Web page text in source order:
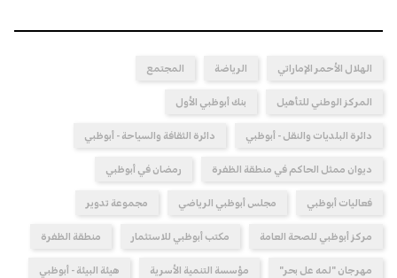
الهلال الأحمر الإماراتي الرياضة المجتمع
المركز الوطني للتأهيل بنك أبوظبي الأول
دائرة البلديات والنقل - أبوظبي دائرة الثقافة والسياحة - أبوظبي
ديوان ممثل الحاكم في منطقة الظفرة رمضان في أبوظبي
فعاليات أبوظبي مجلس أبوظبي الرياضي مجموعة تدوير
مركز أبوظبي للصحة العامة مكتب أبوظبي للاستثمار منطقة الظفرة
مهرجان "لمه عل بحر" مؤسسة التنمية الأسرية هيئة البيئة - أبوظبي